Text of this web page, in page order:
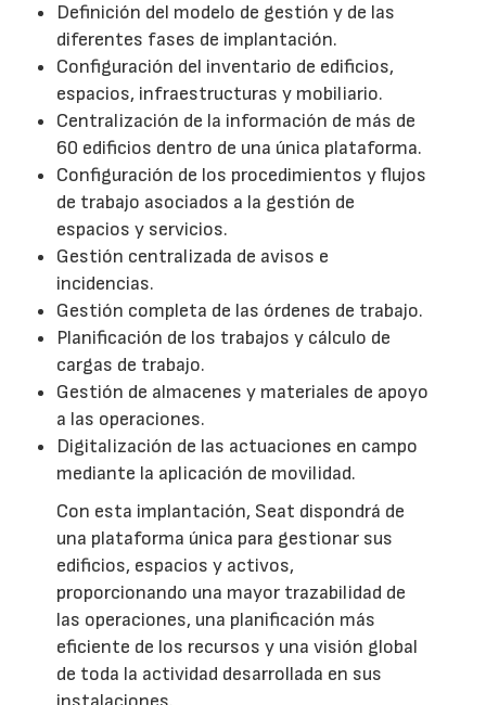
Definición del modelo de gestión y de las
diferentes fases de implantación.
Configuración del inventario de edificios,
espacios, infraestructuras y mobiliario.
Centralización de la información de más de
60 edificios dentro de una única plataforma.
Configuración de los procedimientos y flujos
de trabajo asociados a la gestión de
espacios y servicios.
Gestión centralizada de avisos e
incidencias.
Gestión completa de las órdenes de trabajo.
Planificación de los trabajos y cálculo de
cargas de trabajo.
Gestión de almacenes y materiales de apoyo
a las operaciones.
Digitalización de las actuaciones en campo
mediante la aplicación de movilidad.
Con esta implantación, Seat dispondrá de
una plataforma única para gestionar sus
edificios, espacios y activos,
proporcionando una mayor trazabilidad de
las operaciones, una planificación más
eficiente de los recursos y una visión global
de toda la actividad desarrollada en sus